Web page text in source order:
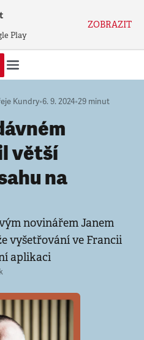
Play
ZOBRAZIT
Kundry•6. 9. 2024•29 minut
větší
na
novinářem Janem
vyšetřování ve Francii
aplikaci